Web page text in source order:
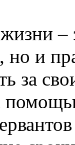
–
но и
за